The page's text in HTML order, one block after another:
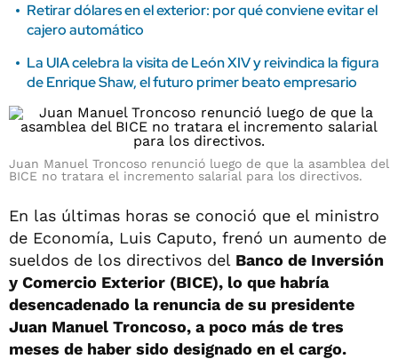
Retirar dólares en el exterior: por qué conviene evitar el
cajero automático
La UIA celebra la visita de León XIV y reivindica la figura
de Enrique Shaw, el futuro primer beato empresario
Juan Manuel Troncoso renunció luego de que la asamblea del
BICE no tratara el incremento salarial para los directivos.
En las últimas horas se conoció que el ministro
de Economía, Luis Caputo, frenó un aumento de
sueldos de los directivos del Banco de Inversión
y Comercio Exterior (BICE), lo que habría
desencadenado la renuncia de su presidente
Juan Manuel Troncoso, a poco más de tres
meses de haber sido designado en el cargo.